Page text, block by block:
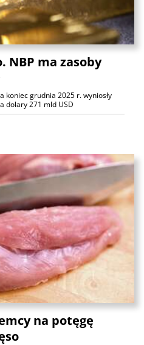
NBP ma zasoby
koniec grudnia 2025 r. wyniosły
dolary 271 mld USD
na potęgę